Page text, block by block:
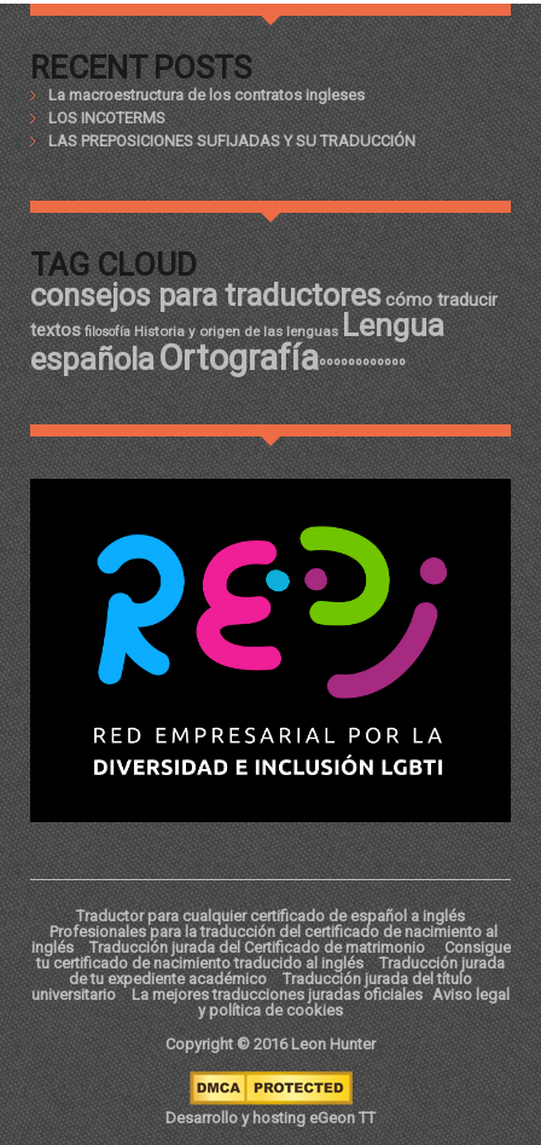
RECENT POSTS
La macroestructura de los contratos ingleses
LOS INCOTERMS
LAS PREPOSICIONES SUFIJADAS Y SU TRADUCCIÓN
TAG CLOUD
consejos para traductorescómo traducir
textos filosofía Historia y origen de las lenguas Lengua
españolaOrtografíaºººººººººººº
Traductor para cualquier certificado de español a inglés
Profesionales para la traducción del certificado de nacimiento al
inglés
Traducción jurada del Certificado de matrimonio
Consigue
tu certificado de nacimiento traducido al inglés
Traducción jurada
de tu expediente académico
Traducción jurada del título
universitario
La mejores traducciones juradas oficiales Aviso legal
y política de cookies
Copyright © 2016 Leon Hunter
Desarrollo y hosting eGeon TT